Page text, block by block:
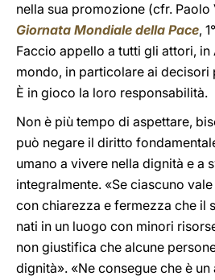
nella sua promozione (cfr. Paolo
Giornata Mondiale della Pace,
Faccio appello a tutti gli attori, in
mondo, in particolare ai
È in gioco la loro responsabilità.
Non è più tempo di aspettare,
può negare il diritto
umano a vivere nella dignità e a
integralmente. «Se ciascuno
con chiarezza e fermezza che il
nati in un luogo con minori
non giustifica che alcune
dignità». «Ne consegue che è